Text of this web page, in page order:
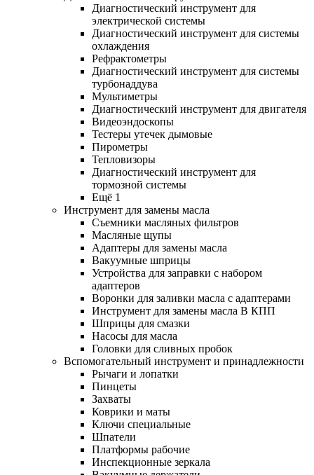
Диагностический инструмент для
электрической системы
Диагностический инструмент для системы
охлаждения
Рефрактометры
Диагностический инструмент для системы
турбонаддува
Мультиметры
Диагностический инструмент для двигателя
Видеоэндоскопы
Тестеры утечек дымовые
Пирометры
Тепловизоры
Диагностический инструмент для
тормозной системы
Ещё 1
Инструмент для замены масла
Съемники масляных фильтров
Масляные щупы
Адаптеры для замены масла
Вакуумные шприцы
Устройства для заправки с набором
адаптеров
Воронки для заливки масла с адаптерами
Инструмент для замены масла В КПП
Шприцы для смазки
Насосы для масла
Головки для сливных пробок
Вспомогательный инструмент и принадлежности
Рычаги и лопатки
Пинцеты
Захваты
Коврики и маты
Ключи специальные
Шпатели
Платформы рабочие
Инспекционные зеркала